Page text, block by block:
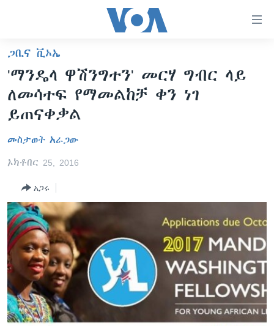
ማገናኛዎች
ዋናው
ይዘት
እለፍ
ወደ
ዋናው
እለፍ
ይዘት
እለፍ
አፍሪካ
ኑሮ በጤንነት
ጋቢና ቪኦኤ
Learning English
ይከተሉን
ቋንቋዎች
ጋቢና ቪኦኤ
'ማንዴላ ዋሽንግተን' መርሃ ግብር ላይ
ለመሳተፍ የማመልከቻ ቀን ነገ
ይጠናቀቃል
መስታወት አራጋው
ኦክቶበር 25, 2016
አጋሩ